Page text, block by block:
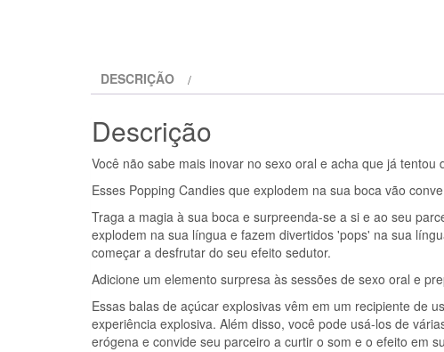
DESCRIÇÃO
Descrição
Você não sabe mais inovar no sexo oral e acha que já tentou
Esses Popping Candies que explodem na sua boca vão
Traga a magia à sua boca e surpreenda-se a si e ao seu
explodem na sua língua e fazem divertidos 'pops' na sua
começar a desfrutar do seu efeito sedutor.
Adicione um elemento surpresa às sessões de sexo oral e
Essas balas de açúcar explosivas vêm em um recipiente de
experiência explosiva. Além disso, você pode usá-los de
erógena e convide seu parceiro a curtir o som e o efeito em